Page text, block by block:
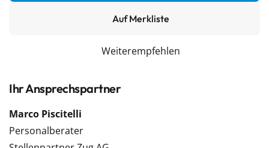
Auf Merkliste
Weiterempfehlen
Ihr Ansprechspartner
Marco Piscitelli
Personalberater